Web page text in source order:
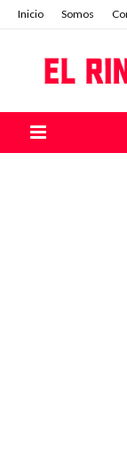
Inicio Somos